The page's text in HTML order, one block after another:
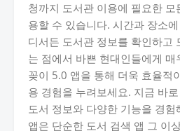
청까지 도서관 이용에 필요한 모
용할 수 있습니다. 시간과 장소
디서든 도서관 정보를 확인하고
는 점에서 바쁜 현대인들에게 매
꽂이 5.0 앱을 통해 더욱 효율적
용 경험을 누려보세요. 지금 바
도서 정보와 다양한 기능을 경험
앱은 단순한 도서 검색 앱 그 이